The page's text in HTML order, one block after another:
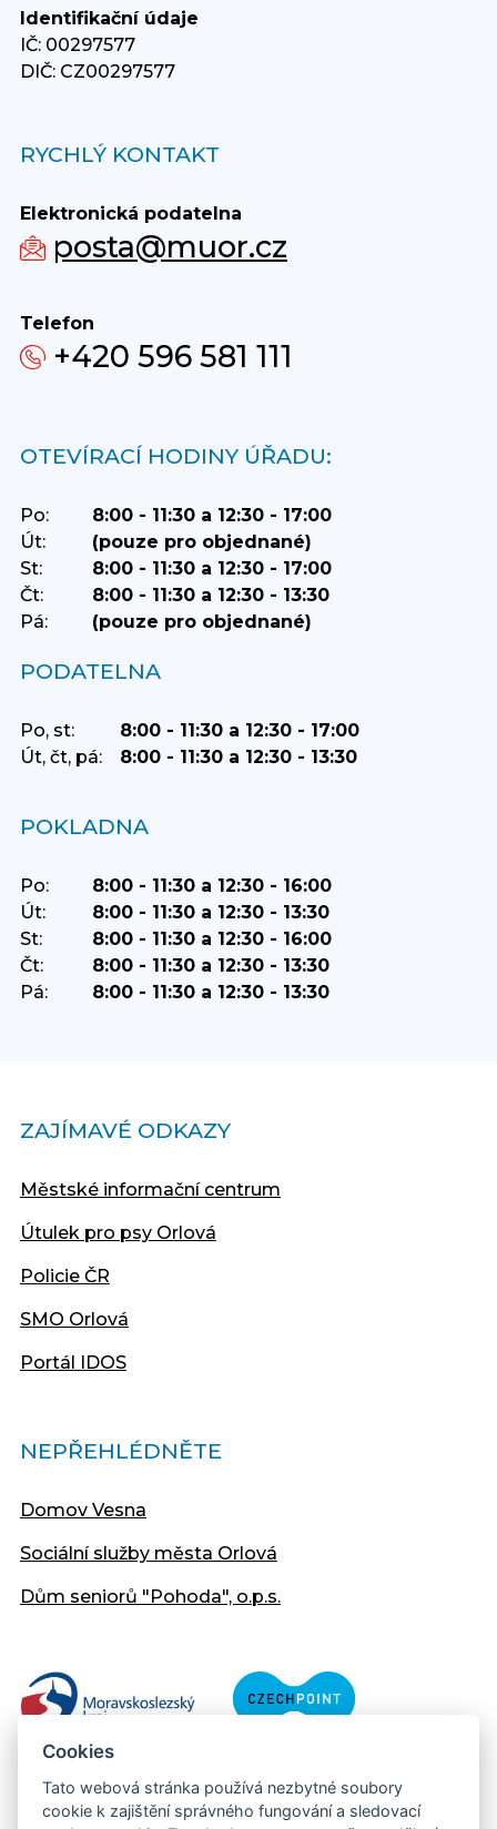
Identifikační údaje
IČ: 00297577
DIČ: CZ00297577
RYCHLÝ KONTAKT
Elektronická podatelna
posta@muor.cz
Telefon
+420 596 581 111
OTEVÍRACÍ HODINY ÚŘADU:
Po:
8:00 - 11:30 a 12:30 - 17:00
Út:
(pouze pro objednané)
St:
8:00 - 11:30 a 12:30 - 17:00
Čt:
8:00 - 11:30 a 12:30 - 13:30
Pá:
(pouze pro objednané)
PODATELNA
Po, st:
8:00 - 11:30 a 12:30 - 17:00
Út, čt, pá:
8:00 - 11:30 a 12:30 - 13:30
POKLADNA
Po:
8:00 - 11:30 a 12:30 - 16:00
Út:
8:00 - 11:30 a 12:30 - 13:30
St:
8:00 - 11:30 a 12:30 - 16:00
Čt:
8:00 - 11:30 a 12:30 - 13:30
Pá:
8:00 - 11:30 a 12:30 - 13:30
ZAJÍMAVÉ ODKAZY
Městské informační centrum
Útulek pro psy Orlová
Policie ČR
SMO Orlová
Portál IDOS
NEPŘEHLÉDNĚTE
Domov Vesna
Sociální služby města Orlová
Dům seniorů "Pohoda", o.p.s.
Cookies
Tato webová stránka používá nezbytné soubory
cookie k zajištění správného fungování a sledovací